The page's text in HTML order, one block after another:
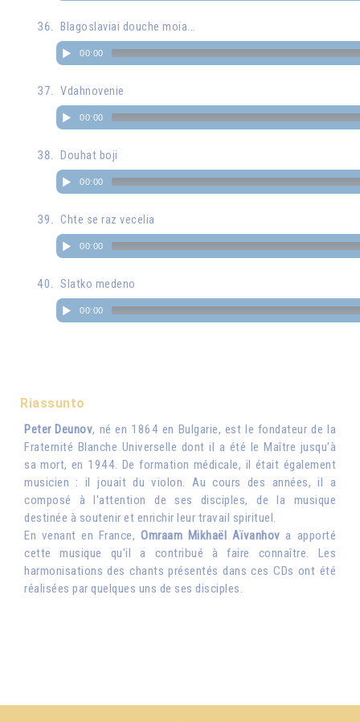
Blagoslaviai douche moia...
00:00
Vdahnovenie
00:00
Douhat boji
00:00
Chte se raz vecelia
00:00
Slatko medeno
00:00
Riassunto
Peter Deunov, né en 1864 en Bulgarie, est le fondateur de la
Fraternité Blanche Universelle dont il a été le Maître jusqu'à
sa mort, en 1944. De formation médicale, il était également
musicien : il jouait du violon. Au cours des années, il a
composé à l'attention de ses disciples, de la musique
destinée à soutenir et enrichir leur travail spirituel.
En venant en France, Omraam Mikhaël Aïvanhov a apporté
cette musique qu'il a contribué à faire connaître. Les
harmonisations des chants présentés dans ces CDs ont été
réalisées par quelques uns de ses disciples.